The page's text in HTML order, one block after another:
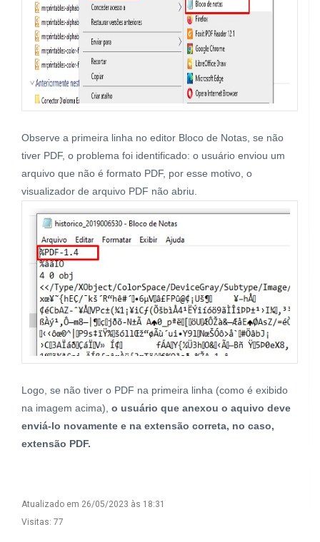
Observe a primeira linha no editor Bloco de Notas, se não
tiver PDF, o problema foi identificado: o usuário enviou um
arquivo que não é formato PDF, por esse motivo, o
visualizador de arquivo PDF não abriu.
Logo, se não tiver o PDF na primeira linha (como é exibido
na imagem acima), o usuário que anexou o aquivo deve
enviá-lo novamente e na extensão correta, no caso,
extensão PDF.
Atualizado em 26/05/2023 às 18:31
Visitas: 77